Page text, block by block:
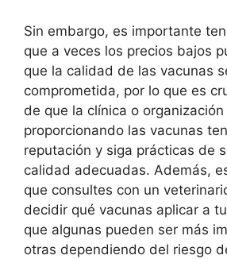
Sin embargo, es importante
que a veces los precios bajos
que la calidad de las vacunas
comprometida, por lo que es
de que la clínica o
proporcionando las vacunas
reputación y siga prácticas de
calidad adecuadas. Además,
que consultes con un
decidir qué vacunas aplicar a
que algunas pueden ser más
otras dependiendo del riesgo